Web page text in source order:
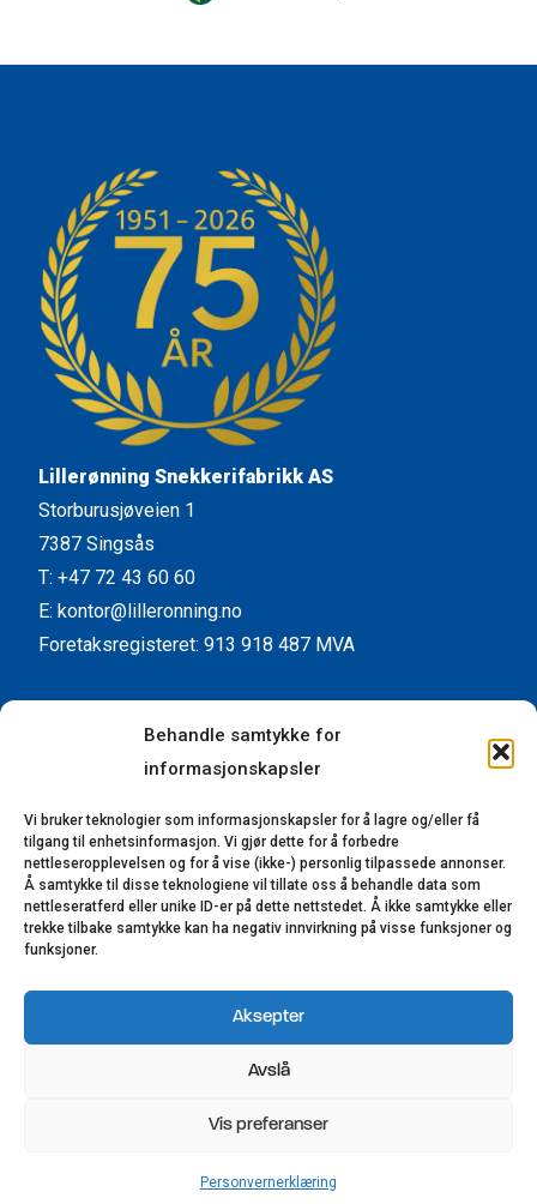
Behandle samtykke for
informasjonskapsler
Vi bruker teknologier som informasjonskapsler for å lagre og/eller få
tilgang til enhetsinformasjon. Vi gjør dette for å forbedre
nettleseropplevelsen og for å vise (ikke-) personlig tilpassede annonser.
Å samtykke til disse teknologiene vil tillate oss å behandle data som
nettleseratferd eller unike ID-er på dette nettstedet. Å ikke samtykke eller
trekke tilbake samtykke kan ha negativ innvirkning på visse funksjoner og
funksjoner.
Aksepter
Avslå
Vis preferanser
Personvernerklæring
Lillerønning Snekkerifabrikk AS
Storburusjøveien 1
7387 Singsås
T: +47 72 43 60 60
E: kontor@lilleronning.no
Foretaksregisteret: 913 918 487 MVA
Facebook
Instagram
YouTube
LinkedIn
Kontaktinformasjon
Forhandlere
Reklamasjon
Bærekraft
Åpenhetsloven